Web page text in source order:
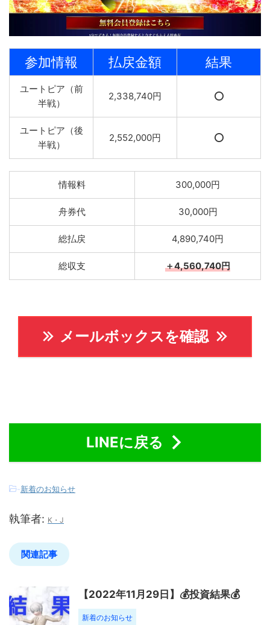
参加情報 払戻金額 結果
ユートピア（前
半戦）
2,338,740円 ⭕️
ユートピア（後
半戦）
2,552,000円 ⭕️
情報料 300,000円
舟券代 30,000円
総払戻 4,890,740円
総収支 ＋4,560,740円
メールボックスを確認
LINEに戻る
-新着のお知らせ
執筆者: K・J
関連記事
【2022年11月29日】💰投資結果💰
新着のお知らせ